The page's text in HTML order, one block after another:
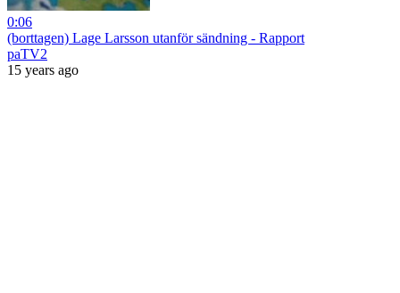
0:06
(borttagen) Lage Larsson utanför sändning - Rapport
paTV2
15 years ago